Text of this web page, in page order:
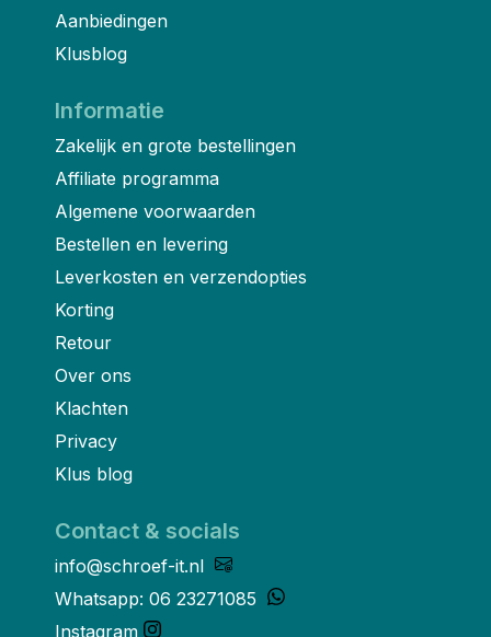
Aanbiedingen
Klusblog
Informatie
Zakelijk en grote bestellingen
Affiliate programma
Algemene voorwaarden
Bestellen en levering
Leverkosten en verzendopties
Korting
Retour
Over ons
Klachten
Privacy
Klus blog
Contact & socials
info@schroef-it.nl
Whatsapp: 06 23271085
Instagram